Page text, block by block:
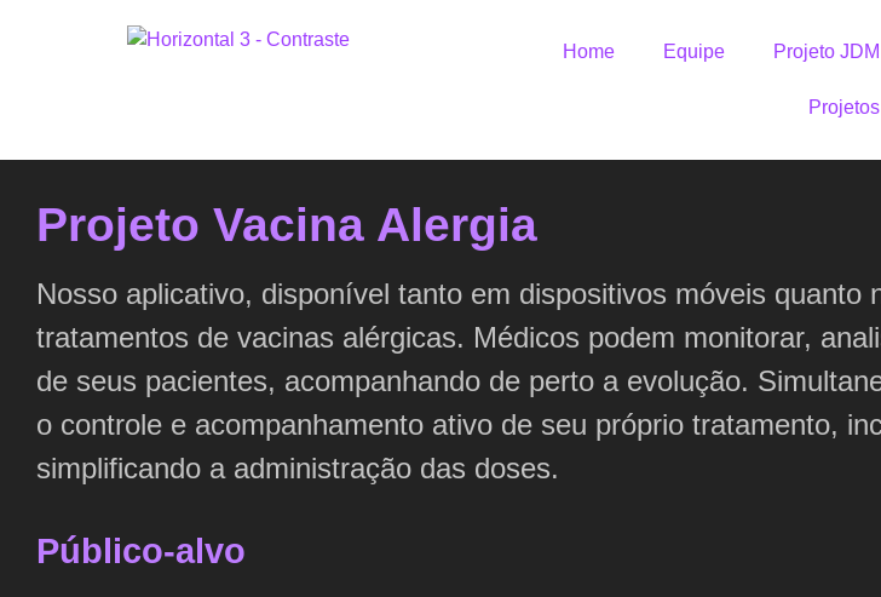
Home Equipe Projeto JDM
Projetos
Projeto Vacina Alergia
Nosso aplicativo, disponível tanto em dispositivos móveis quanto
tratamentos de vacinas alérgicas. Médicos podem monitorar,
de seus pacientes, acompanhando de perto a evolução.
o controle e acompanhamento ativo de seu próprio tratamento,
simplificando a administração das doses.
Público-alvo